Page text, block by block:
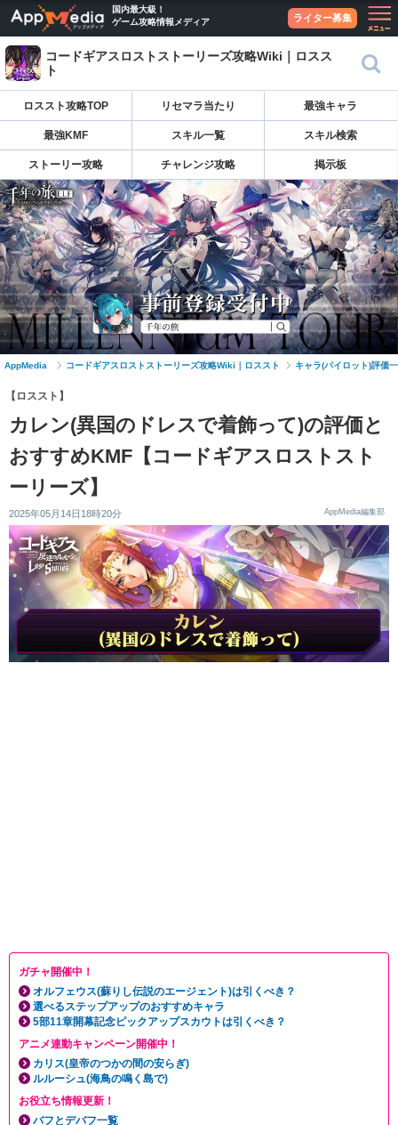
国内最大級！
ゲーム攻略情報メディア
ライター募集
コードギアスロストストーリーズ攻略Wiki｜ロスス
ト
ロススト攻略TOP リセマラ当たり 最強キャラ
最強KMF スキル一覧 スキル検索
ストーリー攻略 チャレンジ攻略 掲示板
AppMedia コードギアスロストストーリーズ攻略Wiki｜ロススト キャラ(パイロット)評価
【ロススト】
カレン(異国のドレスで着飾って)の評価と
おすすめKMF【コードギアスロストスト
ーリーズ】
2025年05月14日18時20分 AppMedia編集部
ガチャ開催中！
オルフェウス(蘇りし伝説のエージェント)は引くべき？
選べるステップアップのおすすめキャラ
5部11章開幕記念ピックアップスカウトは引くべき？
アニメ連動キャンペーン開催中！
カリス(皇帝のつかの間の安らぎ)
ルルーシュ(海鳥の鳴く島で)
お役立ち情報更新！
バフとデバフ一覧